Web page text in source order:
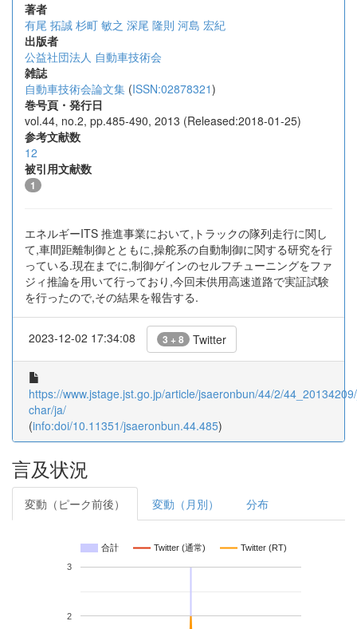
著者
有尾 拓誠 杉町 敏之 深尾 隆則 河島 宏紀
出版者
公益社団法人 自動車技術会
雑誌
自動車技術会論文集 (ISSN:02878321)
巻号頁・発行日
vol.44, no.2, pp.485-490, 2013 (Released:2018-01-25)
参考文献数
12
被引用文献数
1
エネルギーITS 推進事業において,トラックの隊列走行に関し
て,車間距離制御とともに,操舵系の自動制御に関する研究を行
っている.現在までに,制御ゲインのセルフチューニングをファ
ジィ推論を用いて行っており,今回未供用高速道路で実証試験
を行ったので,その結果を報告する.
2023-12-02 17:34:08 3 + 8 Twitter
https://www.jstage.jst.go.jp/article/jsaeronbun/44/2/
char/ja/
(info:doi/10.11351/jsaeronbun.44.485)
言及状況
変動（ピーク前後） 変動（月別） 分布
合計 Twitter (通常) Twitter (RT)
2
3